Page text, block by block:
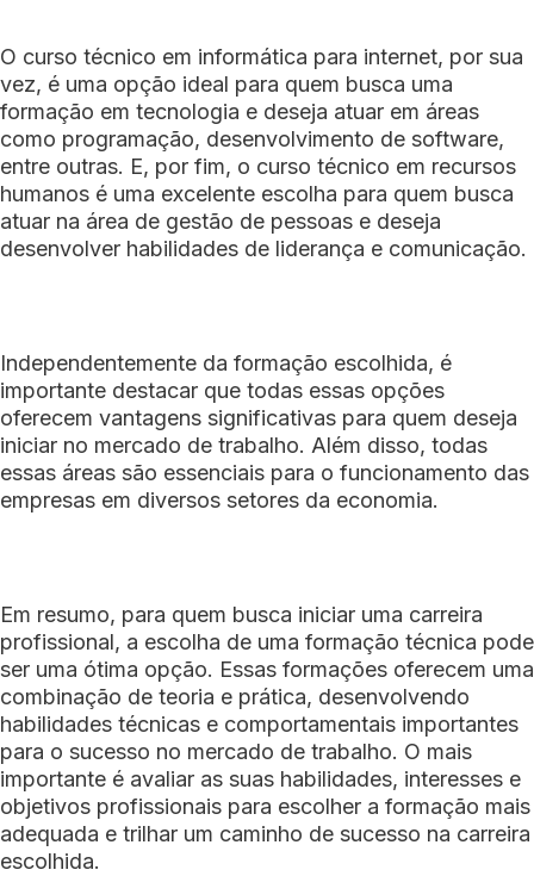
O curso técnico em informática para internet, por sua
vez, é uma opção ideal para quem busca uma
formação em tecnologia e deseja atuar em áreas
como programação, desenvolvimento de software,
entre outras. E, por fim, o curso técnico em recursos
humanos é uma excelente escolha para quem busca
atuar na área de gestão de pessoas e deseja
desenvolver habilidades de liderança e comunicação.
Independentemente da formação escolhida, é
importante destacar que todas essas opções
oferecem vantagens significativas para quem deseja
iniciar no mercado de trabalho. Além disso, todas
essas áreas são essenciais para o funcionamento das
empresas em diversos setores da economia.
Em resumo, para quem busca iniciar uma carreira
profissional, a escolha de uma formação técnica pode
ser uma ótima opção. Essas formações oferecem uma
combinação de teoria e prática, desenvolvendo
habilidades técnicas e comportamentais importantes
para o sucesso no mercado de trabalho. O mais
importante é avaliar as suas habilidades, interesses e
objetivos profissionais para escolher a formação mais
adequada e trilhar um caminho de sucesso na carreira
escolhida.